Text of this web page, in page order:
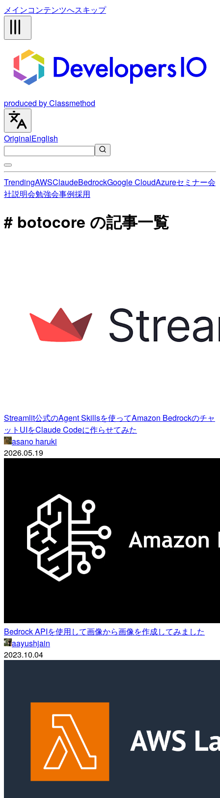
メインコンテンツへスキップ
produced by Classmethod
OriginalEnglish
TrendingAWSClaudeBedrockGoogle CloudAzureセミナー会
社説明会勉強会事例採用
# botocore の記事一覧
Streamlit公式のAgent Skillsを使ってAmazon Bedrockのチャ
ットUIをClaude Codeに作らせてみた
asano haruki
2026.05.19
Bedrock APIを使用して画像から画像を作成してみました
aayushjain
2023.10.04